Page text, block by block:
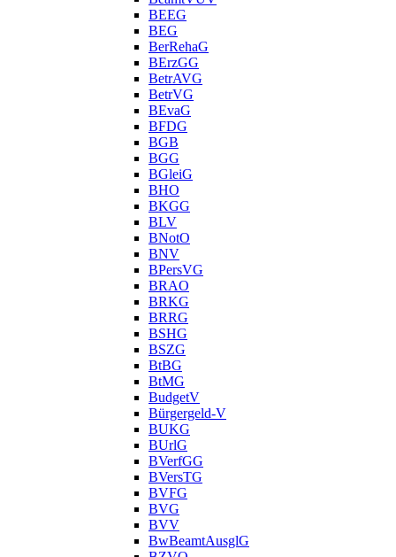
BEEG
BEG
BerRehaG
BErzGG
BetrAVG
BetrVG
BEvaG
BFDG
BGB
BGG
BGleiG
BHO
BKGG
BLV
BNotO
BNV
BPersVG
BRAO
BRKG
BRRG
BSHG
BSZG
BtBG
BtMG
BudgetV
Bürgergeld-V
BUKG
BUrlG
BVerfGG
BVersTG
BVFG
BVG
BVV
BwBeamtAusglG